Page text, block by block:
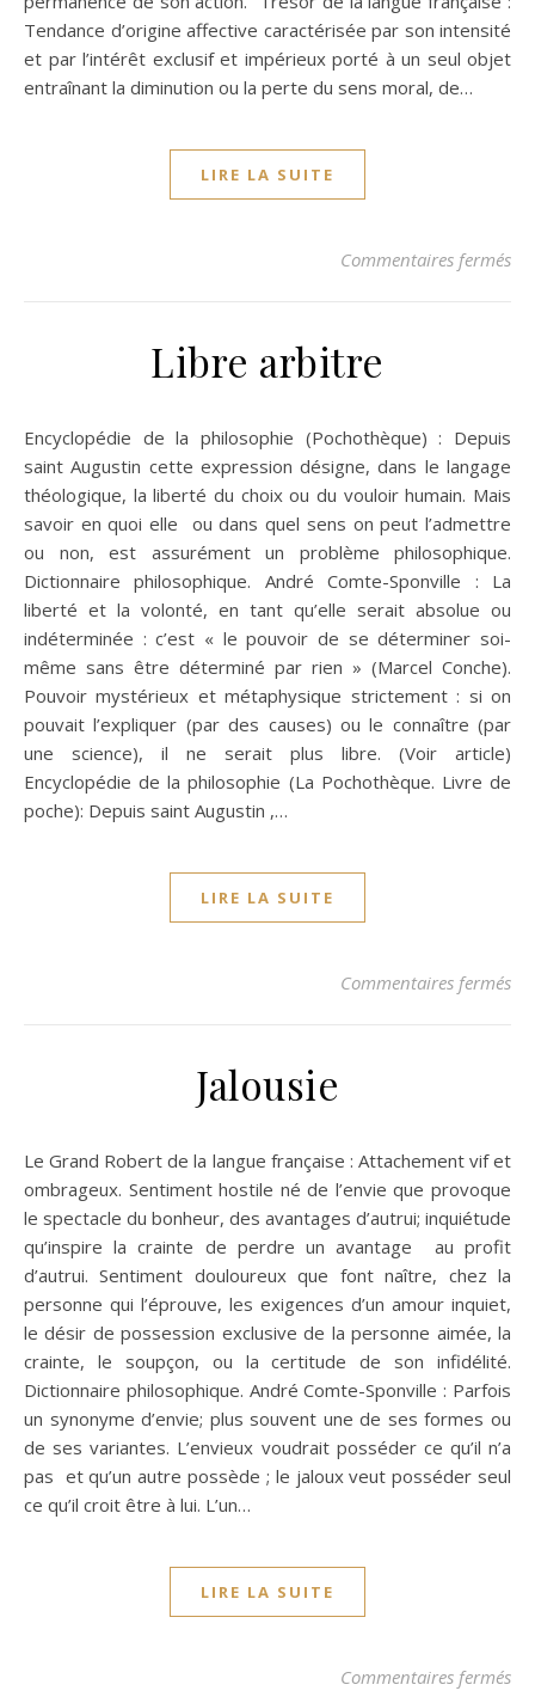
Tendance d’origine affective caractérisée par son intensité
et par l’intérêt exclusif et impérieux porté à un seul objet
entraînant la diminution ou la perte du sens moral, de…
LIRE LA SUITE
Commentaires fermés
Libre arbitre
Encyclopédie de la philosophie (Pochothèque) : Depuis
saint Augustin cette expression désigne, dans le langage
théologique, la liberté du choix ou du vouloir humain. Mais
savoir en quoi elle ou dans quel sens on peut l’admettre
ou non, est assurément un problème philosophique.
Dictionnaire philosophique. André Comte-Sponville : La
liberté et la volonté, en tant qu’elle serait absolue ou
indéterminée : c’est « le pouvoir de se déterminer soi-
même sans être déterminé par rien » (Marcel Conche).
Pouvoir mystérieux et métaphysique strictement : si on
pouvait l’expliquer (par des causes) ou le connaître (par
une science), il ne serait plus libre. (Voir article)
Encyclopédie de la philosophie (La Pochothèque. Livre de
poche): Depuis saint Augustin ,…
LIRE LA SUITE
Commentaires fermés
Jalousie
Le Grand Robert de la langue française : Attachement vif et
ombrageux. Sentiment hostile né de l’envie que provoque
le spectacle du bonheur, des avantages d’autrui; inquiétude
qu’inspire la crainte de perdre un avantage au profit
d’autrui. Sentiment douloureux que font naître, chez la
personne qui l’éprouve, les exigences d’un amour inquiet,
le désir de possession exclusive de la personne aimée, la
crainte, le soupçon, ou la certitude de son infidélité.
Dictionnaire philosophique. André Comte-Sponville : Parfois
un synonyme d’envie; plus souvent une de ses formes ou
de ses variantes. L’envieux voudrait posséder ce qu’il n’a
pas et qu’un autre possède ; le jaloux veut posséder seul
ce qu’il croit être à lui. L’un…
LIRE LA SUITE
Commentaires fermés